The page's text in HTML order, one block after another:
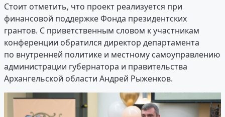
Стоит отметить, что проект реализуется при
финансовой поддержке Фонда президентских
грантов. С приветственным словом к участникам
конференции обратился директор департамента
по внутренней политике и местному самоуправлению
администрации губернатора и правительства
Архангельской области Андрей Рыженков.